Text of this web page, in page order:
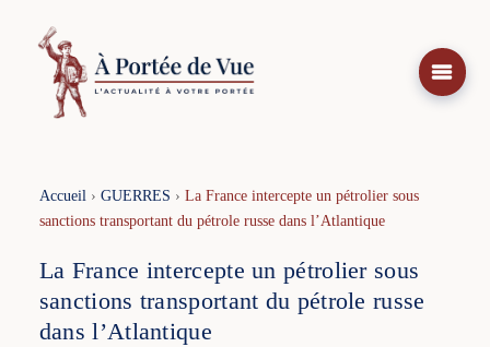
contenu
Accueil› GUERRES › La France intercepte un pétrolier sous
sanctions transportant du pétrole russe dans l’Atlantique
La France intercepte un pétrolier sous
sanctions transportant du pétrole russe
dans l’Atlantique